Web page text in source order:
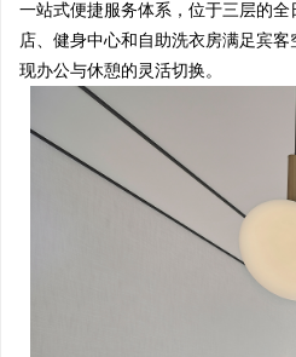
一站式便捷服务体系，位于三层的
店、健身中心和自助洗衣房满足宾
现办公与休憩的灵活切换。